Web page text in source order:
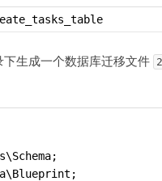
下生成一个数据库迁移文件